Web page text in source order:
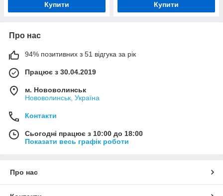
Купити Купити
Про нас
94% позитивних з 51 відгука за рік
Працює з 30.04.2019
м. Нововолинськ
Нововолинськ, Україна
Контакти
Сьогодні працює з 10:00 до 18:00
Показати весь графік роботи
Про нас